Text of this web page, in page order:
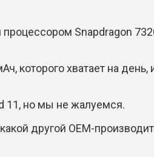
Snapdragon
которого хватает на
11, но мы не жалуемся.
другой OEM-